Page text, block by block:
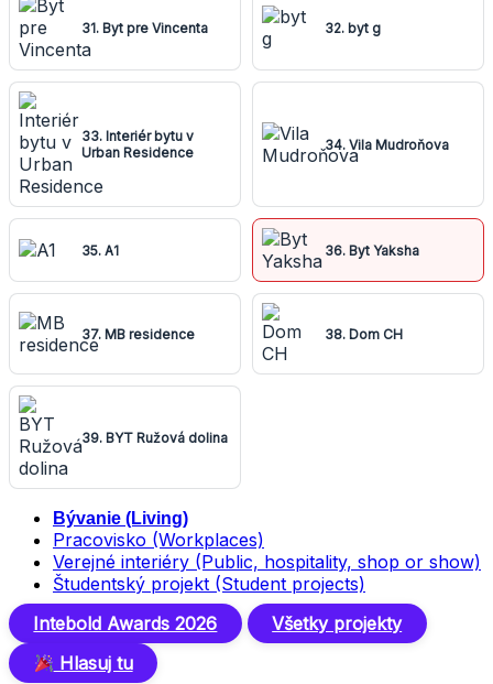
31. Byt pre Vincenta 32. byt g
33. Interiér bytu v
Urban Residence
34. Vila Mudroňova
35. A1 36. Byt Yaksha
37. MB residence 38. Dom CH
39. BYT Ružová dolina
Bývanie (Living)
Pracovisko (Workplaces)
Verejné interiéry (Public, hospitality, shop or show)
Študentský projekt (Student projects)
Intebold Awards 2026
Všetky projekty
Hlasuj tu